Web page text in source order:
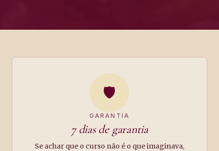
🛡️
GARANTIA
7dias de garantia
Se achar que o curso não é o que imaginava,